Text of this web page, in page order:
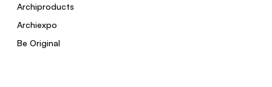
Archiproducts
Archiexpo
Be Original